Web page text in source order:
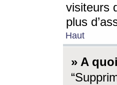
visiteurs
plus
Haut
» A